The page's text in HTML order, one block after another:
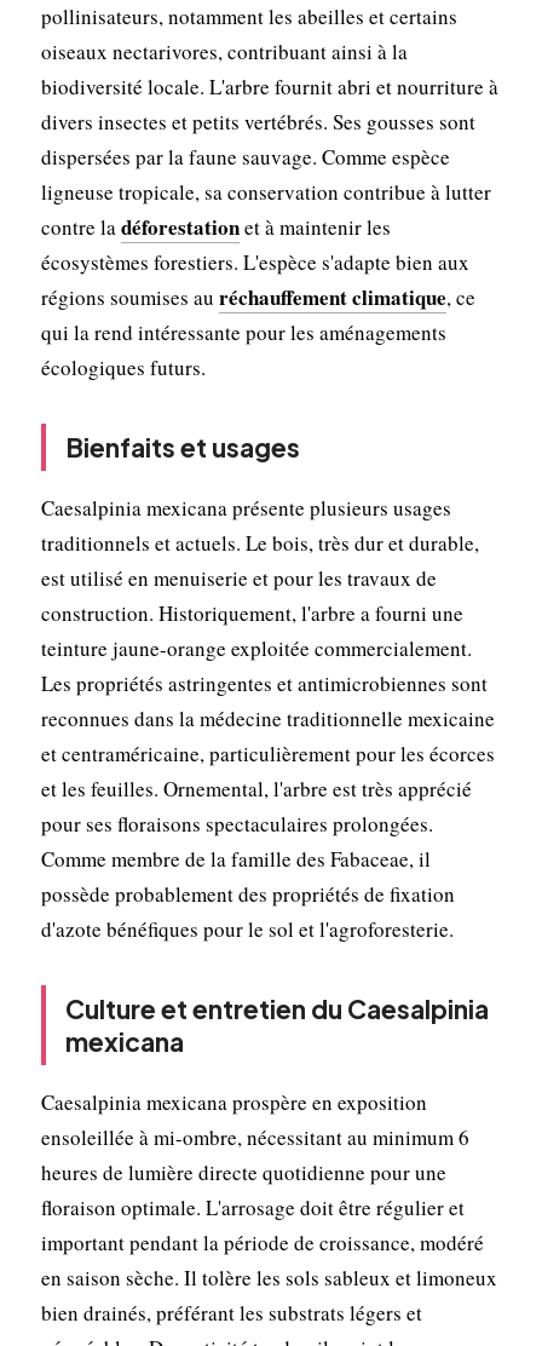
pollinisateurs, notamment les abeilles et certains
oiseaux nectarivores, contribuant ainsi à la
biodiversité locale. L'arbre fournit abri et nourriture à
divers insectes et petits vertébrés. Ses gousses sont
dispersées par la faune sauvage. Comme espèce
ligneuse tropicale, sa conservation contribue à lutter
contre ladéforestationet à maintenir les
écosystèmes forestiers. L'espèce s'adapte bien aux
régions soumises au réchauffement climatique, ce
qui la rend intéressante pour les aménagements
écologiques futurs.
Bienfaits et usages
Caesalpinia mexicana présente plusieurs usages
traditionnels et actuels. Le bois, très dur et durable,
est utilisé en menuiserie et pour les travaux de
construction. Historiquement, l'arbre a fourni une
teinture jaune-orange exploitée commercialement.
Les propriétés astringentes et antimicrobiennes sont
reconnues dans la médecine traditionnelle mexicaine
et centraméricaine, particulièrement pour les écorces
et les feuilles. Ornemental, l'arbre est très apprécié
pour ses floraisons spectaculaires prolongées.
Comme membre de la famille des Fabaceae, il
possède probablement des propriétés de fixation
d'azote bénéfiques pour le sol et l'agroforesterie.
Culture et entretien du Caesalpinia
mexicana
Caesalpinia mexicana prospère en exposition
ensoleillée à mi-ombre, nécessitant au minimum 6
heures de lumière directe quotidienne pour une
floraison optimale. L'arrosage doit être régulier et
important pendant la période de croissance, modéré
en saison sèche. Il tolère les sols sableux et limoneux
bien drainés, préférant les substrats légers et